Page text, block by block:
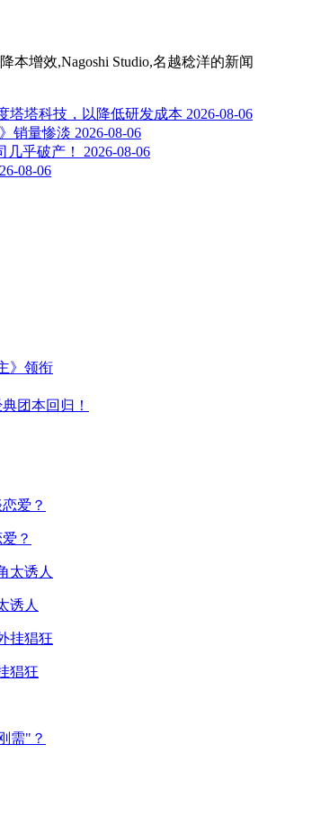
本增效,Nagoshi Studio,名越稔洋的新闻
塔塔科技，以降低研发成本 2026-08-06
销量惨淡 2026-08-06
乎破产！
2026-08-06
08-06
》领衔
团本回归！
？
诱人
猖狂
需"？